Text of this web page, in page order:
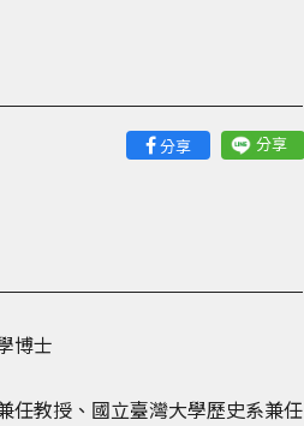
分享 分享
博士
任教授、國立臺灣大學歷史系兼任